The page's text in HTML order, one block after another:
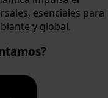
esenciales para
y global.